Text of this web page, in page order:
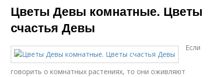
Цветы Девы комнатные. Цветы
счастья Девы
Если
говорить о комнатных растениях, то они оживляют